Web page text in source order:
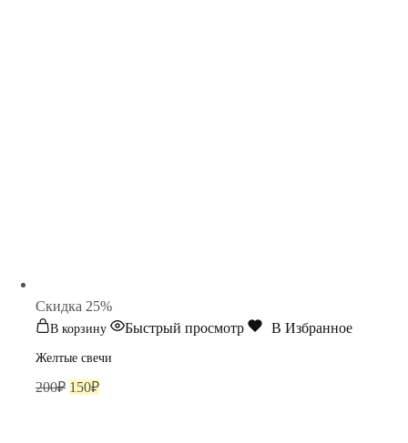
Cкидка 25%
В корзину Быстрый просмотр В Избранное
Желтые свечи
200₽ Первоначальная
150₽Текущая